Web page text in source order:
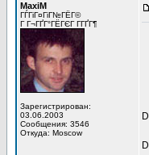
MaxiM
ГЃГіГ¤ГіГ№ГЁГ©
Г Г¬ГҐГ°ГЁГЄГ Г­ГҐГ¶
Зарегистрирован:
03.06.2003
Сообщения: 3546
Откуда: Moscow